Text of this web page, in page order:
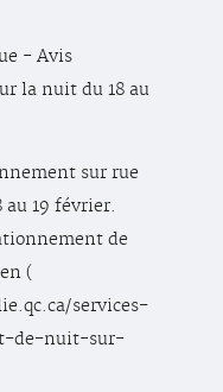
- Avis
la nuit du 18 au
sur rue
19 février.
de
(
services-
de-nuit-sur-